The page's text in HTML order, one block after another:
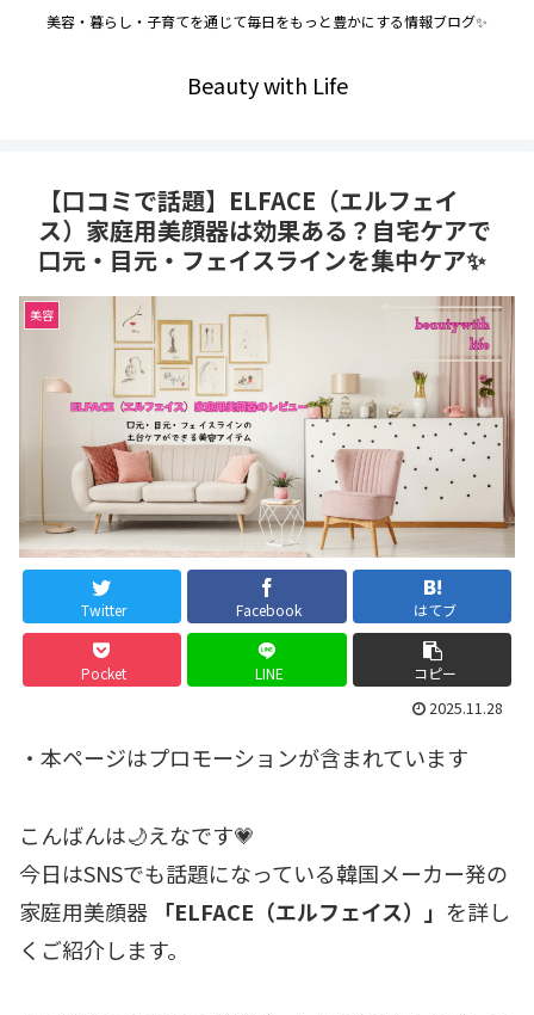
美容・暮らし・子育てを通じて毎日をもっと豊かにする情報ブログ✨
Beauty with Life
【口コミで話題】ELFACE（エルフェイ
ス）家庭用美顔器は効果ある？自宅ケアで
口元・目元・フェイスラインを集中ケア✨
美容
Twitter Facebook はてブ
Pocket LINE コピー
2025.11.28
・本ページはプロモーションが含まれています
こんばんは🌙えなです💗
今日はSNSでも話題になっている韓国メーカー発の
家庭用美顔器 「ELFACE（エルフェイス）」 を詳し
くご紹介します。